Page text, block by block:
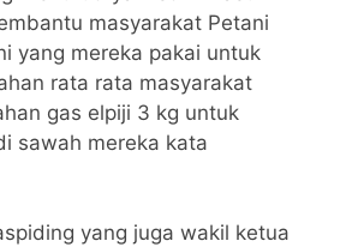
masyarakat Petani
yang mereka pakai untuk
rata rata masyarakat
gas elpiji 3 kg untuk
sawah mereka kata
yang juga wakil ketua